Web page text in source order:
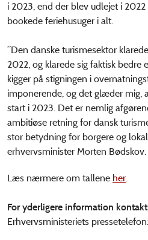
i 2023, end der blev udlejet i
bookede feriehusuger i alt.
”Den danske turismesektor
2022, og klarede sig faktisk bedre
kigger på stigningen i
imponerende, og det glæder mig,
start i 2023. Det er nemlig
ambitiøse retning for dansk
stor betydning for borgere og
erhvervsminister Morten Bødskov.
Læs nærmere om tallene her.
For yderligere information
Erhvervsministeriets